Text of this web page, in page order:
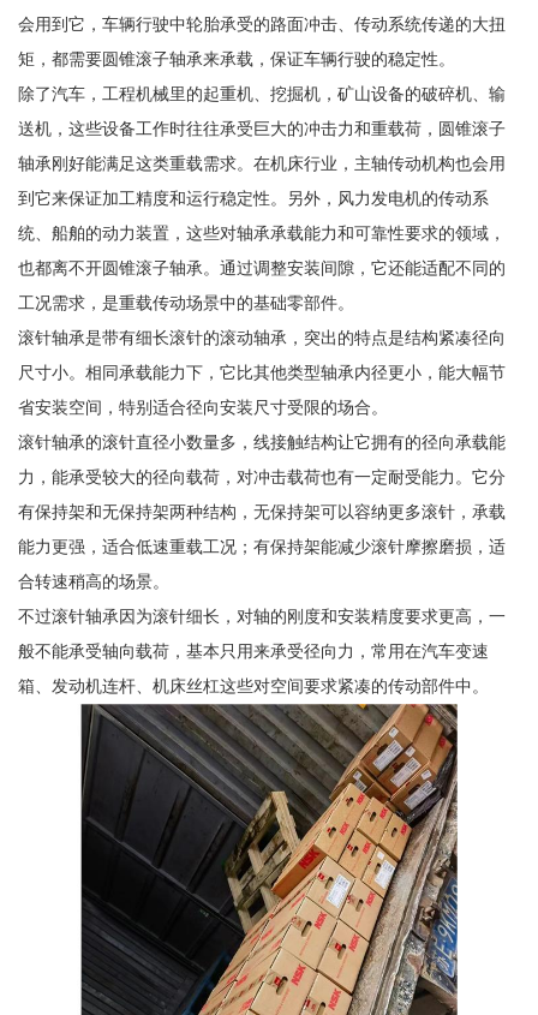
会用到它，车辆行驶中轮胎承受的路面冲击、传动系统传递的大扭
矩，都需要圆锥滚子轴承来承载，保证车辆行驶的稳定性。
除了汽车，工程机械里的起重机、挖掘机，矿山设备的破碎机、输
送机，这些设备工作时往往承受巨大的冲击力和重载荷，圆锥滚子
轴承刚好能满足这类重载需求。在机床行业，主轴传动机构也会用
到它来保证加工精度和运行稳定性。另外，风力发电机的传动系
统、船舶的动力装置，这些对轴承承载能力和可靠性要求的领域，
也都离不开圆锥滚子轴承。通过调整安装间隙，它还能适配不同的
工况需求，是重载传动场景中的基础零部件。
滚针轴承是带有细长滚针的滚动轴承，突出的特点是结构紧凑径向
尺寸小。相同承载能力下，它比其他类型轴承内径更小，能大幅节
省安装空间，特别适合径向安装尺寸受限的场合。
滚针轴承的滚针直径小数量多，线接触结构让它拥有的径向承载能
力，能承受较大的径向载荷，对冲击载荷也有一定耐受能力。它分
有保持架和无保持架两种结构，无保持架可以容纳更多滚针，承载
能力更强，适合低速重载工况；有保持架能减少滚针摩擦磨损，适
合转速稍高的场景。
不过滚针轴承因为滚针细长，对轴的刚度和安装精度要求更高，一
般不能承受轴向载荷，基本只用来承受径向力，常用在汽车变速
箱、发动机连杆、机床丝杠这些对空间要求紧凑的传动部件中。